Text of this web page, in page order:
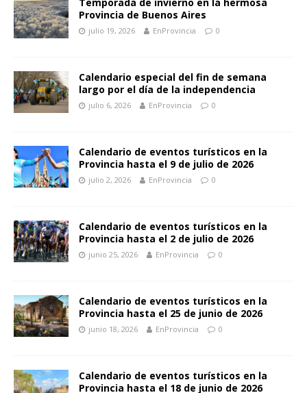
Temporada de invierno en la hermosa
Provincia de Buenos Aires
julio 19, 2026 EnProvincia 0
Calendario especial del fin de semana
largo por el día de la independencia
julio 6, 2026 EnProvincia 0
Calendario de eventos turísticos en la
Provincia hasta el 9 de julio de 2026
julio 2, 2026 EnProvincia 0
Calendario de eventos turísticos en la
Provincia hasta el 2 de julio de 2026
junio 25, 2026 EnProvincia 0
Calendario de eventos turísticos en la
Provincia hasta el 25 de junio de 2026
junio 18, 2026 EnProvincia 0
Calendario de eventos turísticos en la
Provincia hasta el 18 de junio de 2026